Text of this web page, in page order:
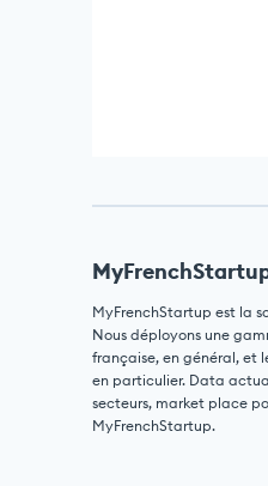
MyFrenchStartup est la
Nous déployons une
française, en général, et
en particulier. Data
secteurs, market place
MyFrenchStartup.